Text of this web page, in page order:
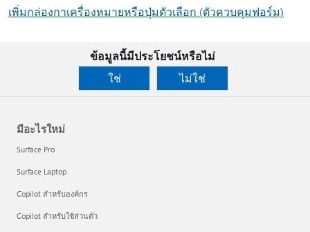
เพิ่มกล่องกาเครื่องหมายหรือปุ่มตัวเลือก (ตัวควบคุมฟอร์ม)
ข้อมูลนี้มีประโยชน์หรือไม่
ใช่
ไม่ใช่
มีอะไรใหม่
Surface Pro
Surface Laptop
Copilot สำหรับองค์กร
Copilot สำหรับใช้ส่วนตัว